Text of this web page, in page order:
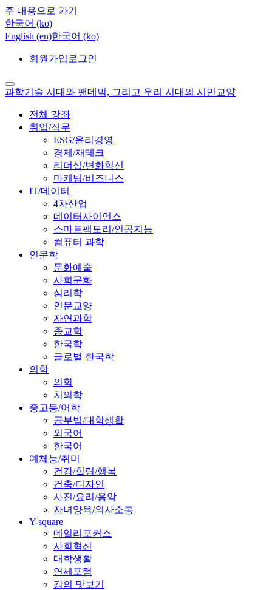
주 내용으로 가기
한국어 ‎(ko)‎
English ‎(en)‎한국어 ‎(ko)‎
회원가입 로그인
과학기술 시대와 팬데믹, 그리고 우리 시대의 시민교양
전체 강좌
취업/직무
ESG/윤리경영
경제/재테크
리더십/변화혁신
마케팅/비즈니스
IT/데이터
4차산업
데이터사이언스
스마트팩토리/인공지능
컴퓨터 과학
인문학
문화예술
사회문화
심리학
인문교양
자연과학
종교학
한국학
글로벌 한국학
의학
의학
치의학
중고등/어학
공부법/대학생활
외국어
한국어
예체능/취미
건강/힐링/행복
건축/디자인
사진/요리/음악
자녀양육/의사소통
Y-square
데일리포커스
사회혁신
대학생활
연세포럼
강의 맛보기